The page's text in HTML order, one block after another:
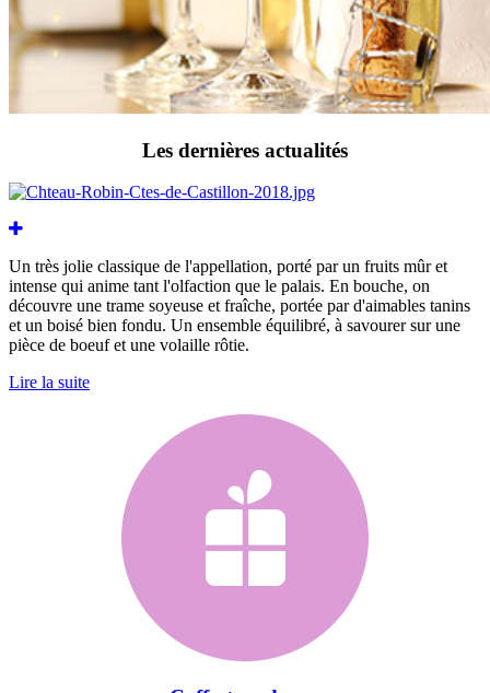
Les dernières actualités
Un très jolie classique de l'appellation, porté par un fruits mûr et
intense qui anime tant l'olfaction que le palais. En bouche, on
découvre une trame soyeuse et fraîche, portée par d'aimables tanins
et un boisé bien fondu. Un ensemble équilibré, à savourer sur une
pièce de boeuf et une volaille rôtie.
Lire la suite